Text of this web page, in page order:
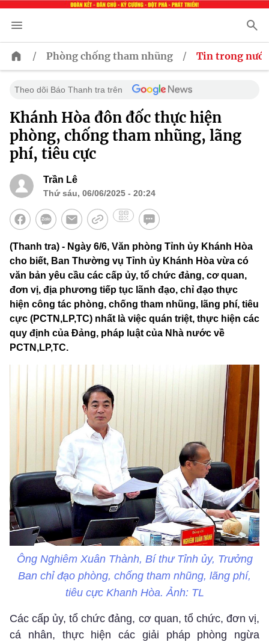
/ Phòng chống tham nhũng / Tin trong nước
Theo dõi Báo Thanh tra trên
Khánh Hòa đôn đốc thực hiện
phòng, chống tham nhũng, lãng
phí, tiêu cực
Trần Lê
Thứ sáu, 06/06/2025 - 20:24
(Thanh tra) - Ngày 6/6, Văn phòng Tỉnh ủy Khánh Hòa
cho biết, Ban Thường vụ Tỉnh ủy Khánh Hòa vừa có
văn bản yêu cầu các cấp ủy, tổ chức đảng, cơ quan,
đơn vị, địa phương tiếp tục lãnh đạo, chỉ đạo thực
hiện công tác phòng, chống tham nhũng, lãng phí, tiêu
cực (PCTN,LP,TC) nhất là việc quán triệt, thực hiện các
quy định của Đảng, pháp luật của Nhà nước về
PCTN,LP,TC.
Ông Nghiêm Xuân Thành, Bí thư Tỉnh ủy, Trưởng
Ban chỉ đạo phòng, chống tham nhũng, lãng phí,
tiêu cực Khanh Hòa. Ảnh: TL
Các cấp ủy, tổ chức đảng, cơ quan, tổ chức, đơn vị,
cá nhân, thực hiện các giải pháp phòng ngừa